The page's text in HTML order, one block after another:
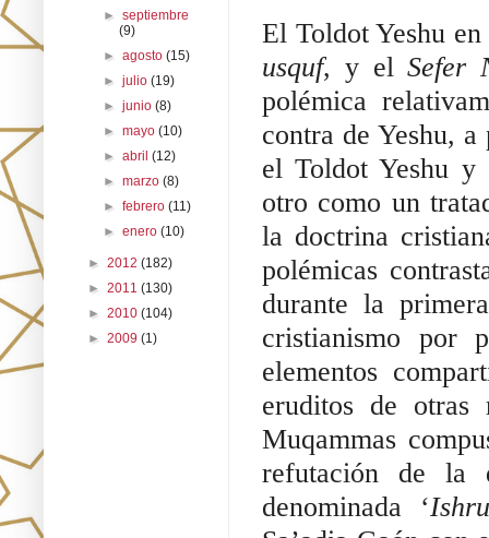
El Toldot Yeshu
usquf, y el Sefer
polémica
contra de Yeshu,
el Toldot Yeshu
otro como un
la doctrina
polémicas
durante la
cristianismo por
elementos
eruditos de
Muqammas
refutación de la
denominada ‘
►septiembre
(9)
►agosto(15)
►julio(19)
►junio(8)
►mayo(10)
►abril(12)
►marzo(8)
►febrero(11)
►enero(10)
► 2012 (182)
► 2011 (130)
► 2010 (104)
► 2009 (1)